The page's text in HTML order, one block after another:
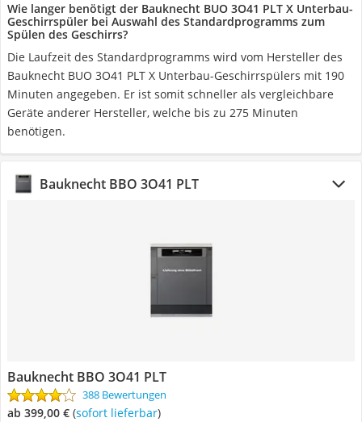
Wie langer benötigt der Bauknecht BUO 3O41 PLT X Unterbau-
Geschirrspüler bei Auswahl des Standardprogramms zum
Spülen des Geschirrs?
Die Laufzeit des Standardprogramms wird vom Hersteller des
Bauknecht BUO 3O41 PLT X Unterbau-Geschirrspülers mit 190
Minuten angegeben. Er ist somit schneller als vergleichbare
Geräte anderer Hersteller, welche bis zu 275 Minuten
benötigen.
Bauknecht BBO 3O41 PLT
Bauknecht BBO 3O41 PLT
388 Bewertungen
ab 399,00 € ( Sofort lieferbar)